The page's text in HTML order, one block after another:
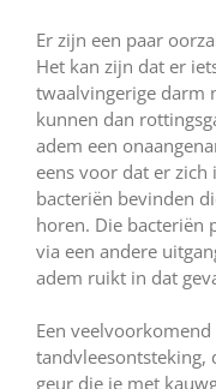
Er zijn een paar
Het kan zijn dat er
twaalvingerige darm
kunnen dan
adem een
eens voor dat er
bacteriën bevinden
horen. Die bacteriën
via een andere
adem ruikt in dat
Een
tandvleesontsteking,
geur die je met